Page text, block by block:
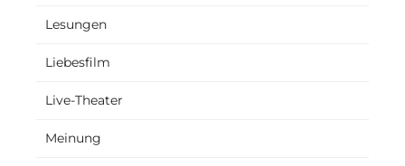
Lesungen
Liebesfilm
Live-Theater
Meinung